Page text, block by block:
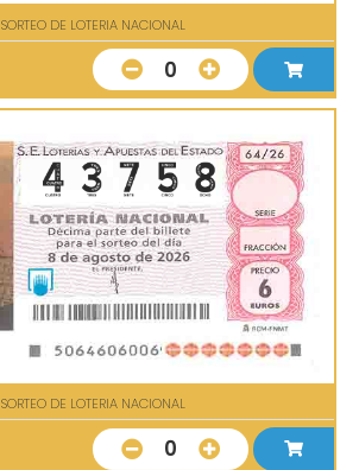
SORTEO DE LOTERIA NACIONAL
0
SORTEO DE LOTERIA NACIONAL
0